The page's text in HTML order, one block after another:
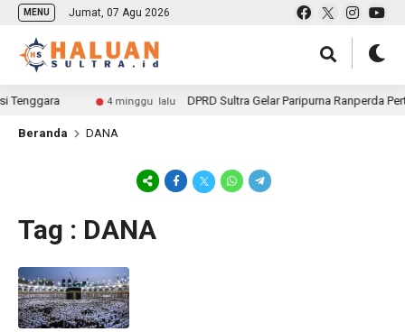
MENU Jumat, 07 Agu 2026
Tenggara 4 minggu lalu DPRD Sultra Gelar Paripurna Ranperda
Beranda DANA
Tag : DANA